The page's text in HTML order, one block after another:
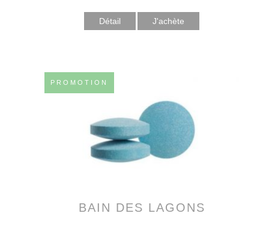
Détail
PROMOTION
BAIN DES LAGONS